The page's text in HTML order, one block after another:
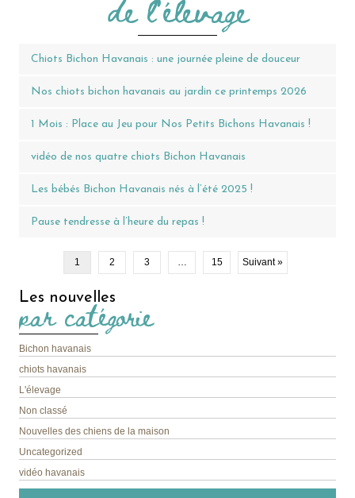
Chiots Bichon Havanais : une journée pleine de douceur
Nos chiots bichon havanais au jardin ce printemps 2026
1 Mois : Place au Jeu pour Nos Petits Bichons Havanais !
vidéo de nos quatre chiots Bichon Havanais
Les bébés Bichon Havanais nés à l’été 2025 !
Pause tendresse à l’heure du repas !
1 2 3 … 15 Suivant »
Les nouvelles
par catégorie
Bichon havanais
chiots havanais
L'élevage
Non classé
Nouvelles des chiens de la maison
Uncategorized
vidéo havanais